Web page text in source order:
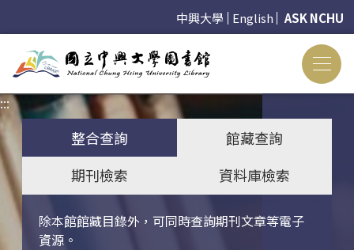
中興大學 English ASK NCHU
:::
整合查詢
館藏查詢
期刊檢索
資料庫檢索
除本館館藏目錄外，可同時查詢期刊文章等電子
資源。
關鍵字搜尋